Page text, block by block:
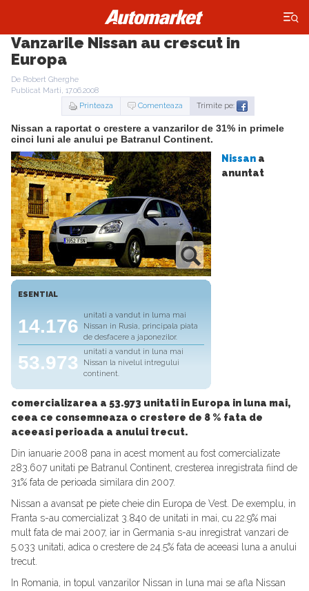
×
Vanzarile Nissan au crescut in
Europa
De Robert Gherghe
Publicat Marti, 17.06.2008
Printeaza
Comenteaza Trimite pe:
Nissan a raportat o crestere a vanzarilor de 31% in primele
cinci luni ale anului pe Batranul Continent.
ESENTIAL
14.176
unitati a vandut in luma mai
Nissan in Rusia, principala piata
de desfacere a japonezilor.
53.973
unitati a vandut in luna mai
Nissan la nivelul intregului
continent.
Nissan a
anuntat
comercializarea a 53.973 unitati in Europa in luna mai,
ceea ce consemneaza o crestere de 8 % fata de
aceeasi perioada a anului trecut.
Din ianuarie 2008 pana in acest moment au fost comercializate
283.607 unitati pe Batranul Continent, cresterea inregistrata fiind de
31% fata de perioada similara din 2007.
Nissan a avansat pe piete cheie din Europa de Vest. De exemplu, in
Franta s-au comercializat 3.840 de unitati in mai, cu 22.9% mai
mult fata de mai 2007, iar in Germania s-au inregistrat vanzari de
5.033 unitati, adica o crestere de 24.5% fata de aceeasi luna a anului
trecut.
In Romania, in topul vanzarilor Nissan in luna mai se afla Nissan